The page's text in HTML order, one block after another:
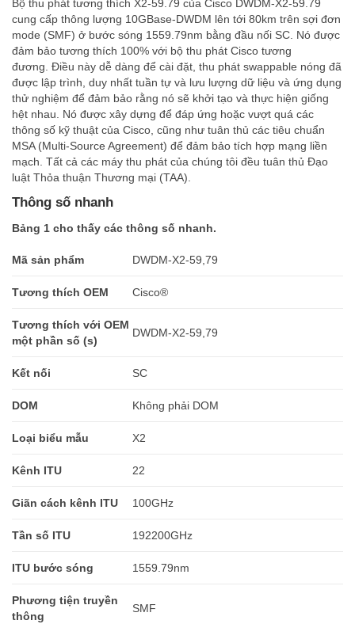
Bộ thu phát tương thích X2-59.79 của Cisco DWDM-X2-59.79
cung cấp thông lượng 10GBase-DWDM lên tới 80km trên sợi đơn
mode (SMF) ở bước sóng 1559.79nm bằng đầu nối SC. Nó được
đảm bảo tương thích 100% với bộ thu phát Cisco tương
đương. Điều này dễ dàng để cài đặt, thu phát swappable nóng đã
được lập trình, duy nhất tuần tự và lưu lượng dữ liệu và ứng dụng
thử nghiệm để đảm bảo rằng nó sẽ khởi tạo và thực hiện giống
hệt nhau. Nó được xây dựng để đáp ứng hoặc vượt quá các
thông số kỹ thuật của Cisco, cũng như tuân thủ các tiêu chuẩn
MSA (Multi-Source Agreement) để đảm bảo tích hợp mạng liền
mạch. Tất cả các máy thu phát của chúng tôi đều tuân thủ Đạo
luật Thỏa thuận Thương mại (TAA).
Thông số nhanh
Bảng 1 cho thấy các thông số nhanh.
Mã sản phẩm DWDM-X2-59,79
Tương thích OEM Cisco®
Tương thích với OEM
một phần số (s)
DWDM-X2-59,79
Kết nối SC
DOM Không phải DOM
Loại biểu mẫu X2
Kênh ITU 22
Giãn cách kênh ITU 100GHz
Tần số ITU 192200GHz
ITU bước sóng 1559.79nm
Phương tiện truyền
thông
SMF